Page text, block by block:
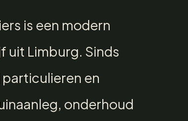
is een modern
uit Limburg. Sinds
en
onderhoud